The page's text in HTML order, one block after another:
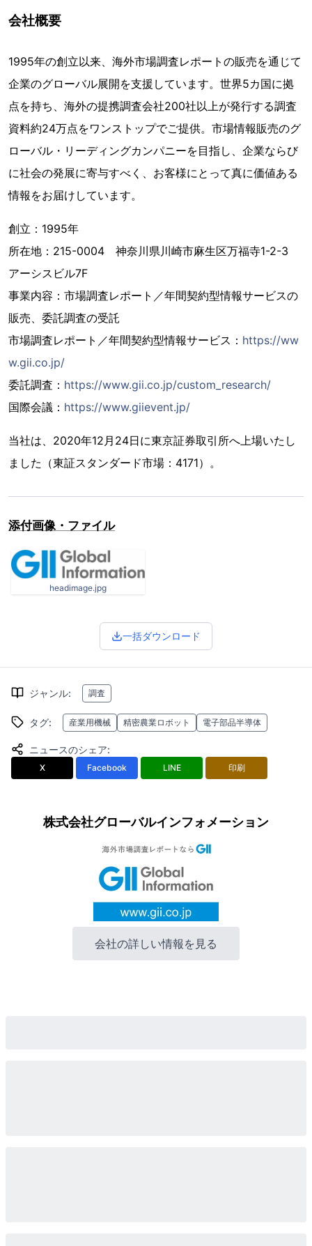
会社概要
1995年の創立以来、海外市場調査レポートの販売を通じて
企業のグローバル展開を支援しています。世界5カ国に拠
点を持ち、海外の提携調査会社200社以上が発行する調査
資料約24万点をワンストップでご提供。市場情報販売のグ
ローバル・リーディングカンパニーを目指し、企業ならび
に社会の発展に寄与すべく、お客様にとって真に価値ある
情報をお届けしています。
創立：1995年
所在地：215-0004 神奈川県川崎市麻生区万福寺1-2-3
アーシスビル7F
事業内容：市場調査レポート／年間契約型情報サービスの
販売、委託調査の受託
市場調査レポート／年間契約型情報サービス： https://ww
w.gii.co.jp/
委託調査： https://www.gii.co.jp/custom_research/
国際会議： https://www.giievent.jp/
当社は、2020年12月24日に東京証券取引所へ上場いたし
ました（東証スタンダード市場：4171）。
添付画像・ファイル
headimage.jpg
一括ダウンロード
ジャンル: 調査
タグ: 産業用機械 精密農業ロボット 電子部品半導体
ニュースのシェア:
X Facebook LINE 印刷
株式会社グローバルインフォメーション
会社の詳しい情報を見る